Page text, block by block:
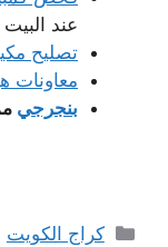
عند
تصليح
معاونات
بنجرجي
التصنيفات
كراج الكويت